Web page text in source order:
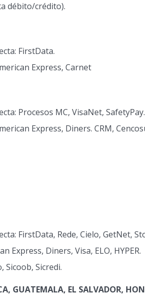
débito/crédito).
FirstData.
Express, Carnet
Procesos MC, VisaNet, SafetyPay.
Express, Diners. CRM,
FirstData, Rede, Cielo, GetNet,
Express, Diners, Visa, ELO, HYPER.
Sicoob, Sicredi.
GUATEMALA, EL SALVADOR,